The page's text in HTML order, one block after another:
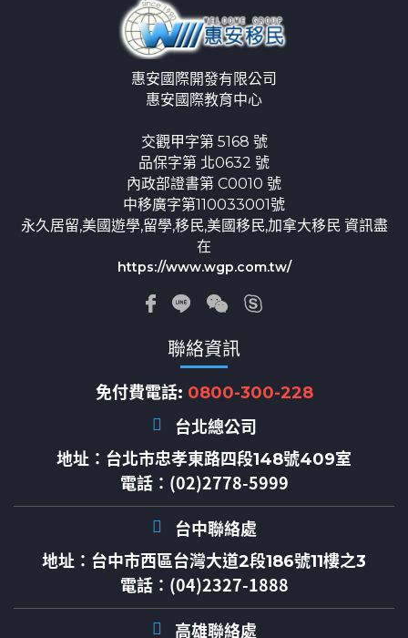
惠安國際開發有限公司
惠安國際教育中心
交觀甲字第 5168 號
品保字第 北0632 號
內政部證書第 C0010 號
中移廣字第110033001號
永久居留,美國遊學,留學,移民,美國移民,加拿大移民 資訊盡
在
https://www.wgp.com.tw/
聯絡資訊
免付費電話: 0800-300-228
台北總公司
地址： 台北市忠孝東路四段148號409室
電話：(02)2778-5999
台中聯絡處
地址： 台中市西區台灣大道2段186號11樓之3
電話：(04)2327-1888
高雄聯絡處